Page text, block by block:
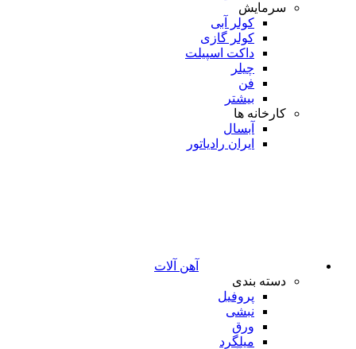
سرمایش
کولر آبی
کولر گازی
داکت اسپیلت
چیلر
فن
بیشتر
کارخانه ها
آبسال
ایران رادیاتور
آهن آلات
دسته بندی
پروفیل
نبشی
ورق
میلگرد